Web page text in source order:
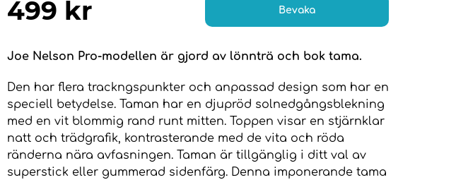
499 kr Bevaka
Joe Nelson Pro-modellen är gjord av lönnträ och bok tama.
Den har flera trackngspunkter och anpassad design som har en
speciell betydelse. Taman har en djupröd solnedgångsblekning
med en vit blommig rand runt mitten. Toppen visar en stjärnklar
natt och trädgrafik, kontrasterande med de vita och röda
ränderna nära avfasningen. Taman är tillgänglig i ditt val av
superstick eller gummerad sidenfärg. Denna imponerande tama